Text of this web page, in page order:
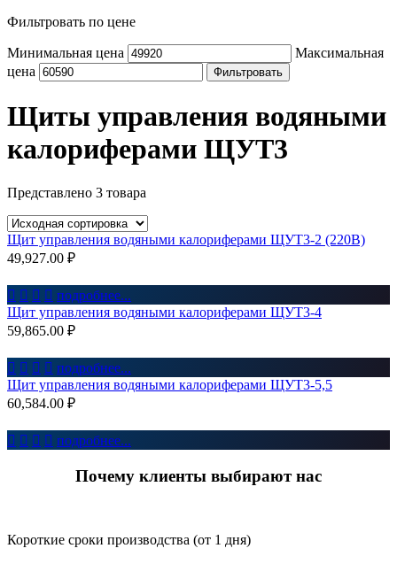
Фильтровать по цене
Минимальная цена
Максимальная
цена
Фильтровать
Щиты управления водяными
калориферами ЩУТ3
Представлено 3 товара
Щит управления водяными калориферами ЩУТ3-2 (220В)
49,927.00 ₽
    подробнее...
Щит управления водяными калориферами ЩУТ3-4
59,865.00 ₽
    подробнее...
Щит управления водяными калориферами ЩУТ3-5,5
60,584.00 ₽
    подробнее...
Почему клиенты выбирают нас
Короткие сроки производства (от 1 дня)